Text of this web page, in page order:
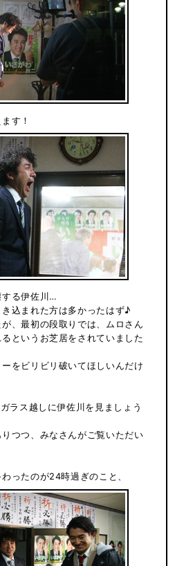
す！
する伊佐川…
込まれた方は多かったはず♪
、最初の段取りでは、ムロさん
というお芝居をされていました
ーをビリビリ破いてほしいんだけ
ラス越しに伊佐川を見ましょう
つつ、みなさんがご覧いただい
ったのが24時過ぎのこと、